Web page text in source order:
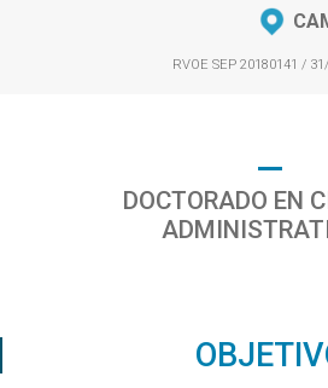
RVOE SEP 20180141 /
DOCTORADO EN